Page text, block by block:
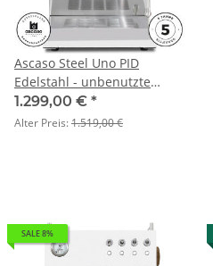
Ascaso Steel Uno PID
Edelstahl - unbenutzte
Retoure
1.299,00 € *
Alter Preis:1.519,00 €
SALE 8%